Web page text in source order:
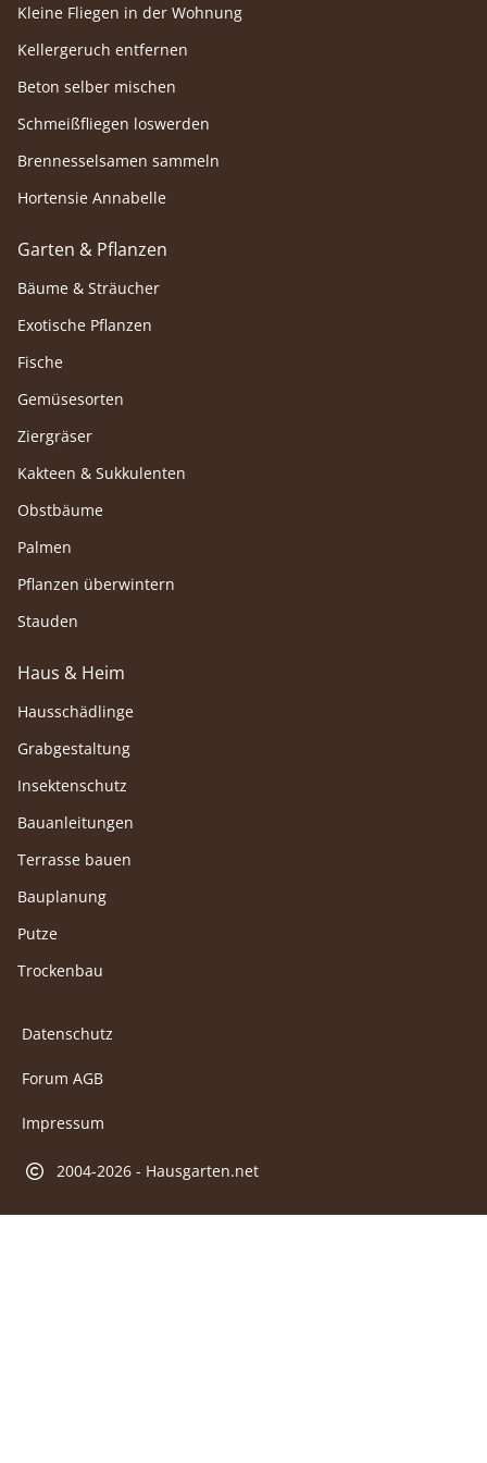
Kleine Fliegen in der Wohnung
Kellergeruch entfernen
Beton selber mischen
Schmeißfliegen loswerden
Brennesselsamen sammeln
Hortensie Annabelle
Garten & Pflanzen
Bäume & Sträucher
Exotische Pflanzen
Fische
Gemüsesorten
Ziergräser
Kakteen & Sukkulenten
Obstbäume
Palmen
Pflanzen überwintern
Stauden
Haus & Heim
Hausschädlinge
Grabgestaltung
Insektenschutz
Bauanleitungen
Terrasse bauen
Bauplanung
Putze
Trockenbau
Datenschutz
Forum AGB
Impressum
2004-2026 - Hausgarten.net